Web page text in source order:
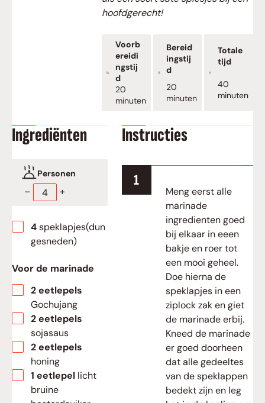
hoofdgerecht!
Voorb
ereidi
ngstij
d
20minuten
minuten
Bereid
ingstij
d
20
minuten
Totale
tijd
40minuten
minuten
Ingrediënten
Personen
– +
▢
4speklapjes(dun
gesneden)
Voor de marinade
▢
2eetlepels
Gochujang
▢
2eetlepels
sojasaus
▢
2eetlepels
honing
▢
1 eetlepel licht
bruine
Instructies
Meng eerst alle
marinade
ingredienten goed
bij elkaar in eeen
bakje en roer tot
een mooi geheel.
Doe hierna de
speklapjes in een
ziplock zak en giet
de marinade erbij.
Kneed de marinade
er goed doorheen
dat alle gedeeltes
van de speklappen
bedekt zijn en leg